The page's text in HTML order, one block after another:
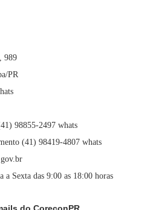
989
PR
98855-2497 whats
(41) 98419-4807 whats
Sexta das 9:00 as 18:00 horas